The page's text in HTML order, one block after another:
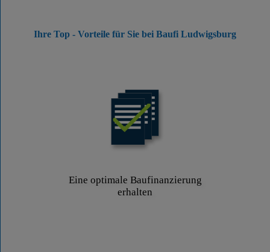
Ihre Top - Vorteile für Sie bei Baufi Ludwigsburg
Eine optimale Baufinanzierung
erhalten